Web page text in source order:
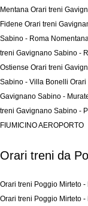
Mentana Orari treni
Fidene Orari treni
Sabino - Roma
treni Gavignano Sabino -
Ostiense Orari treni
Sabino - Villa Bonelli Orari
Gavignano Sabino -
treni Gavignano Sabino -
FIUMICINO AEROPORTO
Orari treni da
Orari treni Poggio Mirteto
Orari treni Poggio Mirteto